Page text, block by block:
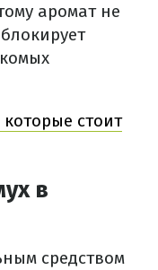
аромат не
стоит
в
средством